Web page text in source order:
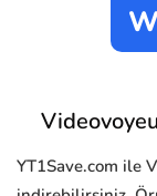
YT1Save.com ile